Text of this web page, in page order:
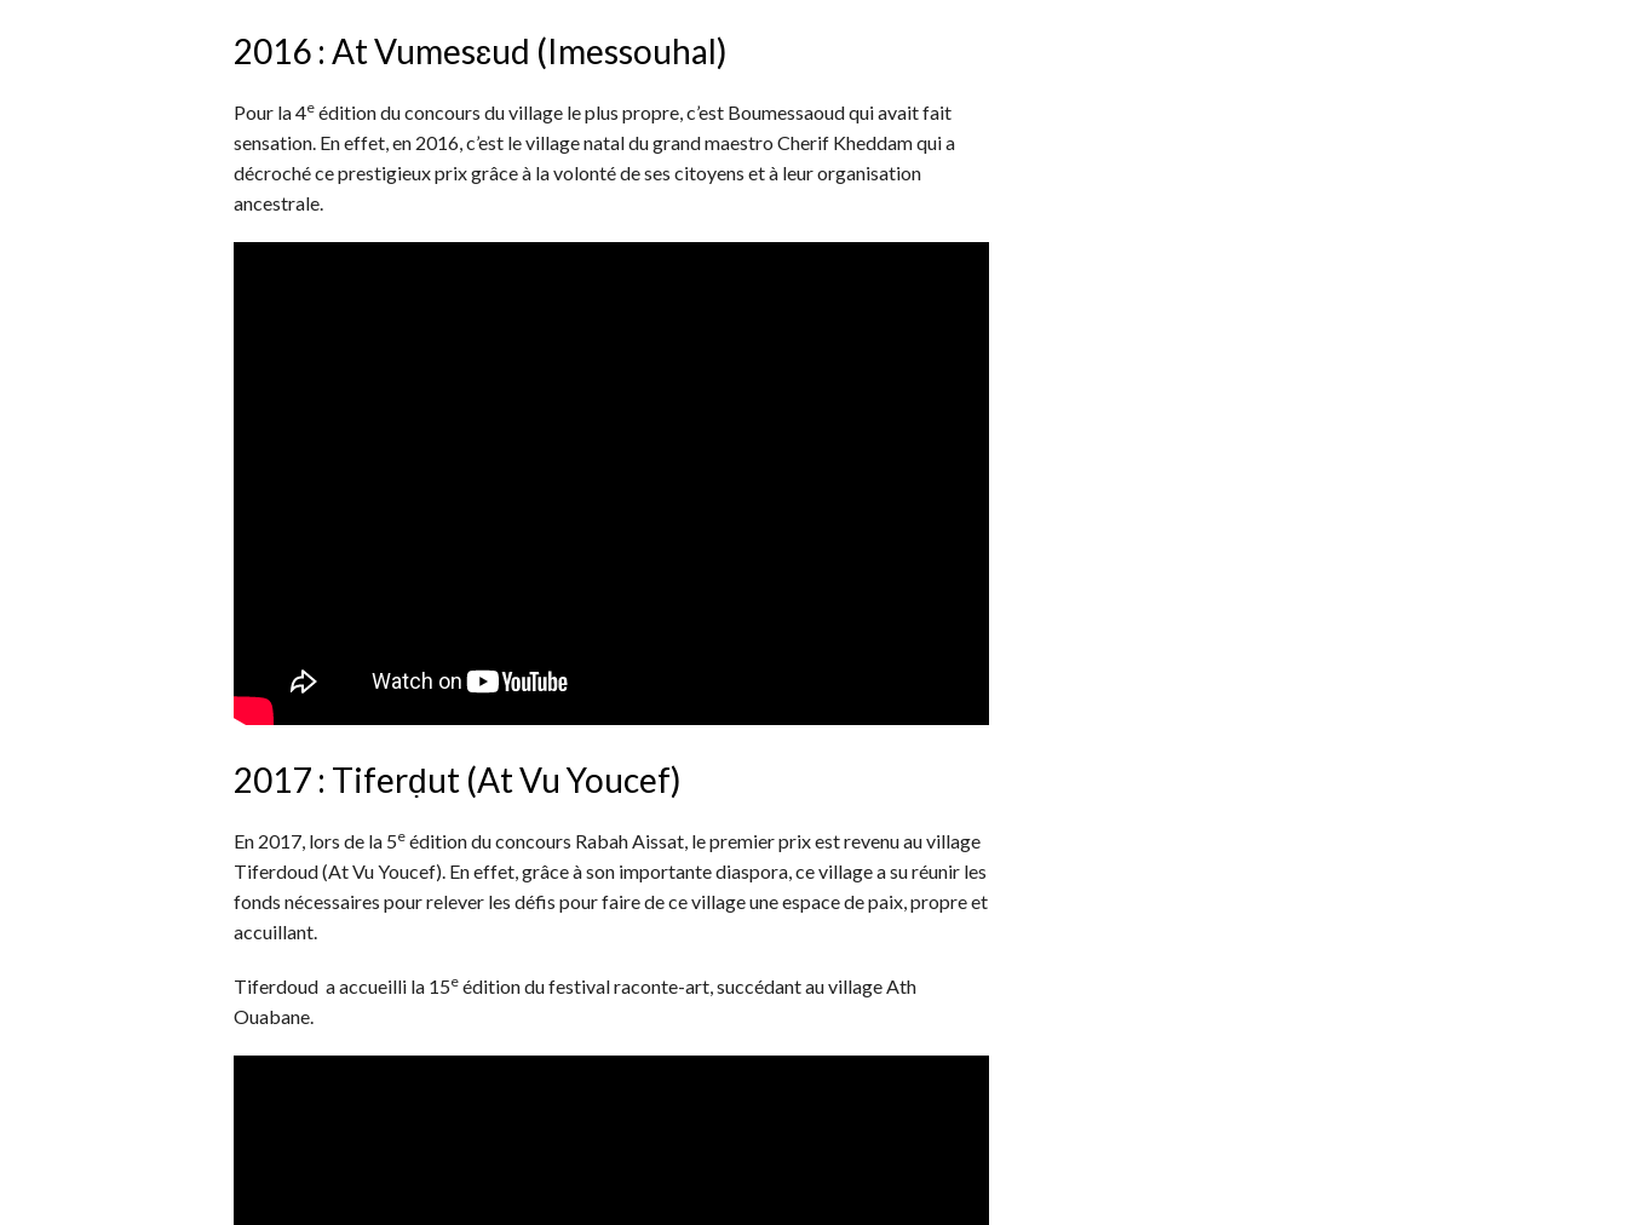
2016 : At Vumesɛud (Imessouhal)
Pour la 4e édition du concours du village le plus propre, c’est Boumessaoud qui avait fait
sensation. En effet, en 2016, c’est le village natal du grand maestro Cherif Kheddam qui a
décroché ce prestigieux prix grâce à la volonté de ses citoyens et à leur organisation
ancestrale.
2017 : Tiferḍut (At Vu Youcef)
En 2017, lors de la 5e édition du concours Rabah Aissat, le premier prix est revenu au village
Tiferdoud (At Vu Youcef). En effet, grâce à son importante diaspora, ce village a su réunir les
fonds nécessaires pour relever les défis pour faire de ce village une espace de paix, propre et
accuillant.
Tiferdoud a accueilli la 15e édition du festival raconte-art, succédant au village Ath
Ouabane.